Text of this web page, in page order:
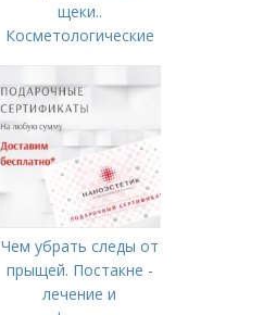
щеки..
Косметологические
Чем убрать следы от
прыщей. Постакне -
лечение и